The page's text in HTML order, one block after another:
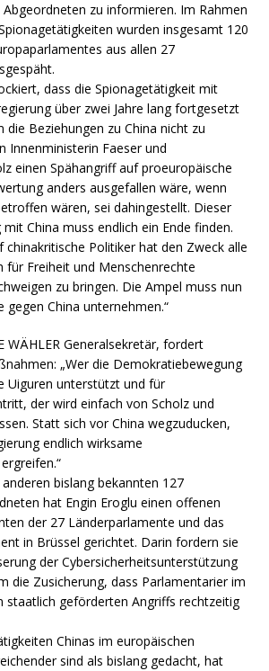
zu informieren. Im Rahmen
wurden insgesamt 120
aus allen 27
dass die Spionagetätigkeit mit
über zwei Jahre lang fortgesetzt
die Beziehungen zu China nicht zu
Innenministerin Faeser und
einen Spähangriff auf proeuropäische
anders ausgefallen wäre, wenn
wären, sei dahingestellt. Dieser
China muss endlich ein Ende finden.
chinakritische Politiker hat den Zweck alle
für Freiheit und Menschenrechte
zu bringen. Die Ampel muss nun
gegen China unternehmen.“
WÄHLER Generalsekretär, fordert
„Wer die Demokratiebewegung
Uiguren unterstützt und für
der wird einfach von Scholz und
Statt sich vor China wegzuducken,
endlich wirksame
bislang bekannten 127
hat Engin Eroglu einen offenen
der 27 Länderparlamente und das
in Brüssel gerichtet. Darin fordern sie
der Cybersicherheitsunterstützung
die Zusicherung, dass Parlamentarier im
staatlich geförderten Angriffs rechtzeitig
Chinas im europäischen
sind als bislang gedacht, hat